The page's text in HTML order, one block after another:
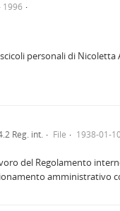
1996
personali di Nicoletta
Reg. int. File
1938-01-
del Regolamento
amministrativo